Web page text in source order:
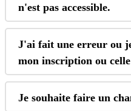
n'est pas accessible.
J'ai fait une erreur ou
mon inscription ou celle
Je souhaite faire un